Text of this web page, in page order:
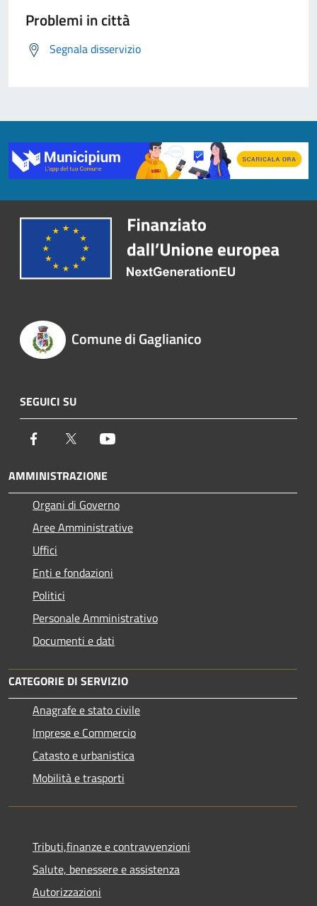
Problemi in città
Segnala disservizio
Comune di Gaglianico
SEGUICI SU
Facebook Twitter
AMMINISTRAZIONE
Organi di Governo
Aree Amministrative
Uffici
Enti e fondazioni
Politici
Personale Amministrativo
Documenti e dati
CATEGORIE DI SERVIZIO
Anagrafe e stato civile
Imprese e Commercio
Catasto e urbanistica
Mobilità e trasporti
Tributi,finanze e contravvenzioni
Salute, benessere e assistenza
Autorizzazioni